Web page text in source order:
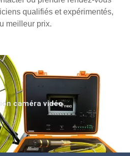
qualifiés et expérimentés,
meilleur prix.
caméra vidéo